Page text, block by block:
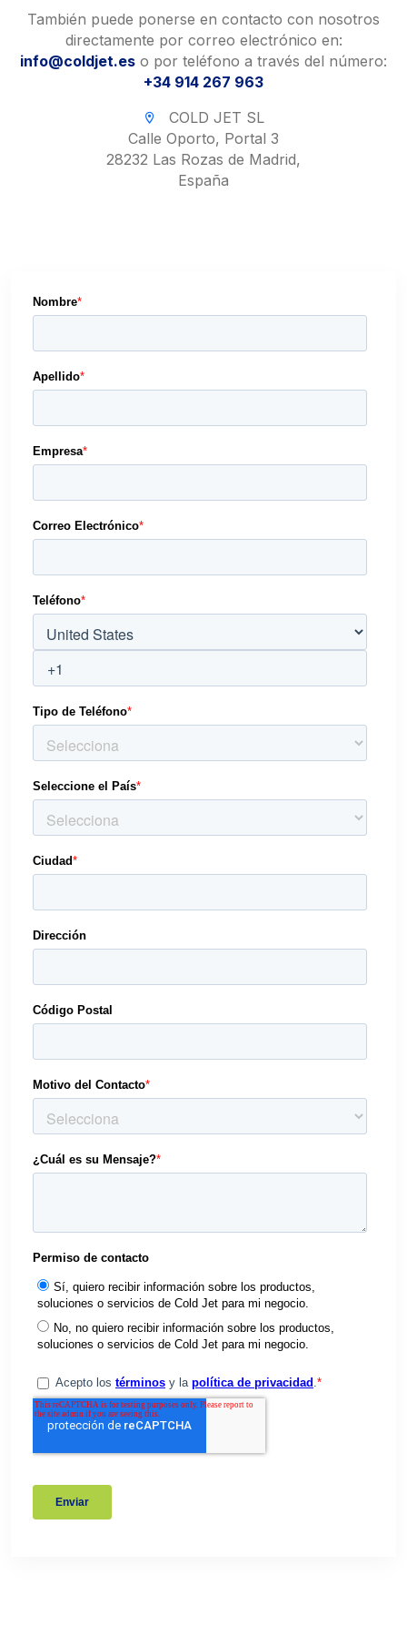
También puede ponerse en contacto con nosotros
directamente por correo electrónico en:
info@coldjet.es o por teléfono a través del número:
+34 914 267 963
COLD JET SL
Calle Oporto, Portal 3
28232 Las Rozas de Madrid,
España